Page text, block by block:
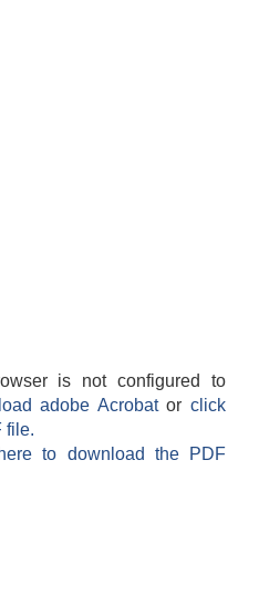
is not configured to
adobe Acrobatorclick
file.
to download the PDF